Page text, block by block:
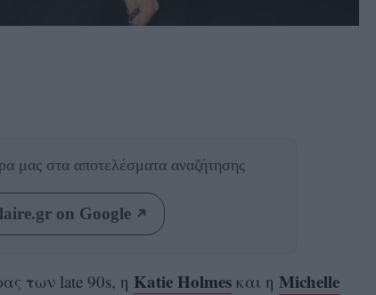
μας στα αποτελέσματα αναζήτησης
on Google
των late 90s, η Katie Holmes και ηMichelle